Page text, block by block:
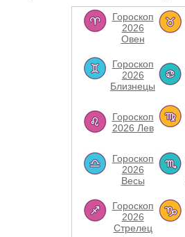
Гороскоп
2026
Овен
Гороскоп
2026
Близнецы
Гороскоп
2026 Лев
Гороскоп
2026
Весы
Гороскоп
2026
Стрелец